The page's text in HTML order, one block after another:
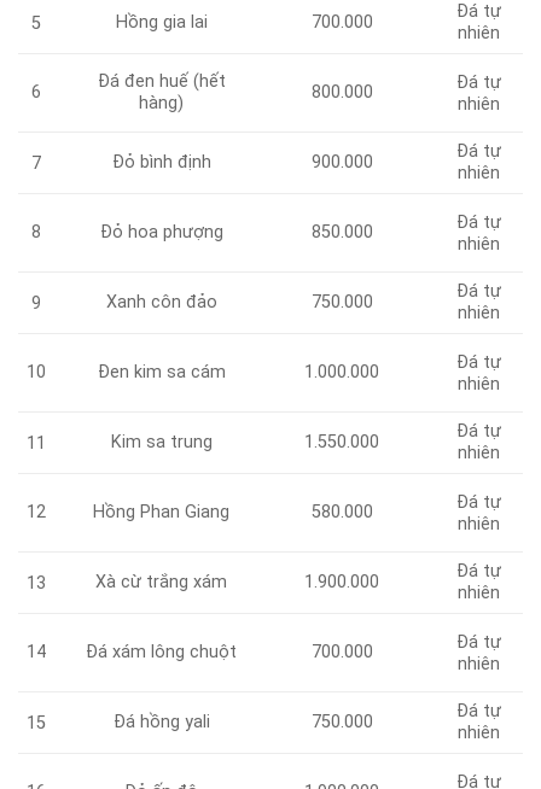
5 Hồng gia lai 700.000
Đá tự
nhiên
6
Đá đen huế (hết
hàng)
800.000
Đá tự
nhiên
7 Đỏ bình định 900.000
Đá tự
nhiên
8 Đỏ hoa phượng 850.000
Đá tự
nhiên
9 Xanh côn đảo 750.000
Đá tự
nhiên
10 Đen kim sa cám 1.000.000
Đá tự
nhiên
11 Kim sa trung 1.550.000
Đá tự
nhiên
12 Hồng Phan Giang 580.000
Đá tự
nhiên
13 Xà cừ trắng xám 1.900.000
Đá tự
nhiên
14 Đá xám lông chuột 700.000
Đá tự
nhiên
15 Đá hồng yali 750.000
Đá tự
nhiên
Đá tự